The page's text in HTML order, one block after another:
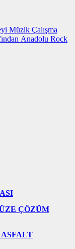
Müzik Çalışma
Anadolu Rock
ÇÖZÜM